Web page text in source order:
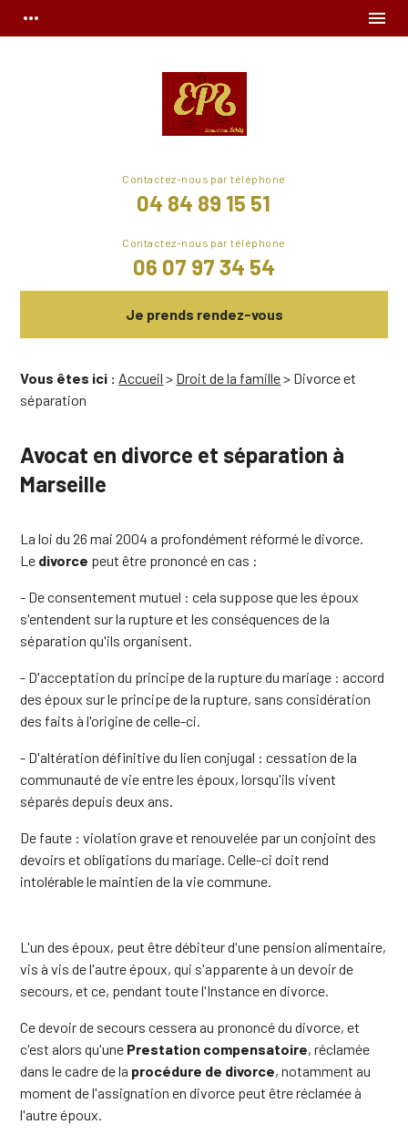
more_horiz menu
04 84 89 15 51
06 07 97 34 54
Je prends rendez-vous
Vous êtes ici : Accueil > Droit de la famille> Divorce et
séparation
Avocat en divorce et séparation à
Marseille
La loi du 26 mai 2004 a profondément réformé le divorce.
Le divorce peut être prononcé en cas :
- De consentement mutuel : cela suppose que les époux
s'entendent sur la rupture et les conséquences de la
séparation qu'ils organisent.
- D'acceptation du principe de la rupture du mariage : accord
des époux sur le principe de la rupture, sans considération
des faits à l'origine de celle-ci.
- D'altération définitive du lien conjugal : cessation de la
communauté de vie entre les époux, lorsqu'ils vivent
séparés depuis deux ans.
De faute : violation grave et renouvelée par un conjoint des
devoirs et obligations du mariage. Celle-ci doit rend
intolérable le maintien de la vie commune.
L'un des époux, peut être débiteur d'une pension alimentaire,
vis à vis de l'autre époux, qui s'apparente à un devoir de
secours, et ce, pendant toute l'Instance en divorce.
Ce devoir de secours cessera au prononcé du divorce, et
c'est alors qu'une Prestation compensatoire, réclamée
dans le cadre de la procédure de divorce, notamment au
moment de l'assignation en divorce peut être réclamée à
l'autre époux.